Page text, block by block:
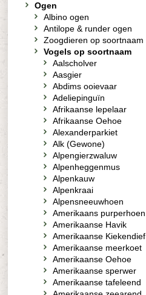
Ogen
Albino ogen
Antilope & runder ogen
Zoogdieren op soortnaam
Vogels op soortnaam
Aalscholver
Aasgier
Abdims ooievaar
Adeliepinguïn
Afrikaanse lepelaar
Afrikaanse Oehoe
Alexanderparkiet
Alk (Gewone)
Alpengierzwaluw
Alpenheggenmus
Alpenkauw
Alpenkraai
Alpensneeuwhoen
Amerikaans purperhoen
Amerikaanse Havik
Amerikaanse Kiekendief
Amerikaanse meerkoet
Amerikaanse Oehoe
Amerikaanse sperwer
Amerikaanse tafeleend